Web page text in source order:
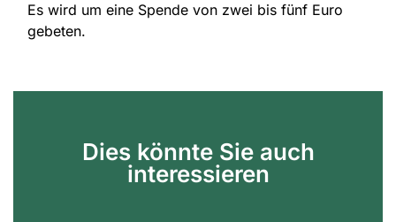
Es wird um eine Spende von zwei bis fünf Euro
gebeten.
Dies könnte Sie auch
interessieren